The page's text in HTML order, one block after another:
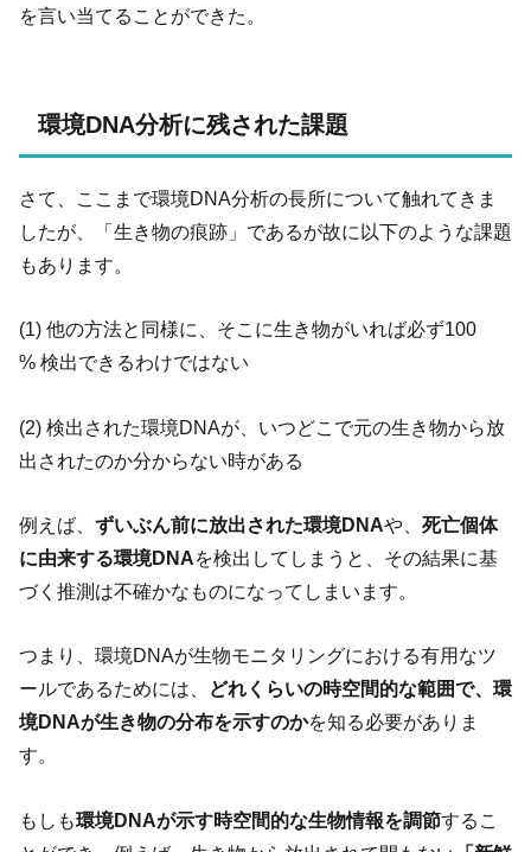
を言い当てることができた。
環境DNA分析に残された課題
さて、ここまで環境DNA分析の長所について触れてきま
したが、「生き物の痕跡」であるが故に以下のような課題
もあります。
(1) 他の方法と同様に、そこに生き物がいれば必ず100
% 検出できるわけではない
(2) 検出された環境DNAが、いつどこで元の生き物から放
出されたのか分からない時がある
例えば、 ずいぶん前に放出された環境DNAや、 死亡個体
に由来する環境DNAを検出してしまうと、その結果に基
づく推測は不確かなものになってしまいます。
つまり、環境DNAが生物モニタリングにおける有用なツ
ールであるためには、
どれくらいの時空間的な範囲で、環
境DNAが生き物の分布を示すのかを知る必要がありま
す。
もしも環境DNAが示す時空間的な生物情報を調節するこ